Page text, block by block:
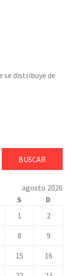
se distribuye de
agosto 2026
S
D
1
2
8 9
15 16